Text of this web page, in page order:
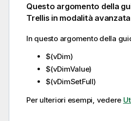
Questo argomento della
Trellis in modalità
In questo argomento della
$(vDim)
$(vDimValue)
$(vDimSetFull)
Per ulteriori esempi, vedere